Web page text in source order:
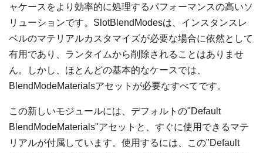
ャケースをより効率的に処理するパフォーマンスの高いソ
リューションです。SlotBlendModesは、インスタンスレ
ベルのマテリアルカスタマイズが必要な場合に依然として
有用であり、ランタイムから削除されることはありませ
ん。しかし、ほとんどの基本的なケースでは、
BlendModeMaterialsアセットが必要なすべてです。
この新しいモジュールには、デフォルトの"Default
BlendModeMaterials"アセットと、すぐに使用できるマテ
リアルが付属しています。使用するには、この"Default